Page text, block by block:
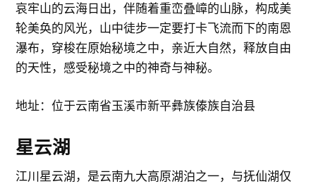
哀牢山的云海日出，伴随着重峦叠嶂的山脉，构成美
轮美奂的风光，山中徒步一定要打卡飞流而下的南恩
瀑布，穿梭在原始秘境之中，亲近大自然，释放自由
的天性，感受秘境之中的神奇与神秘。
地址：位于云南省玉溪市新平彝族傣族自治县
星云湖
江川星云湖，是云南九大高原湖泊之一，与抚仙湖仅